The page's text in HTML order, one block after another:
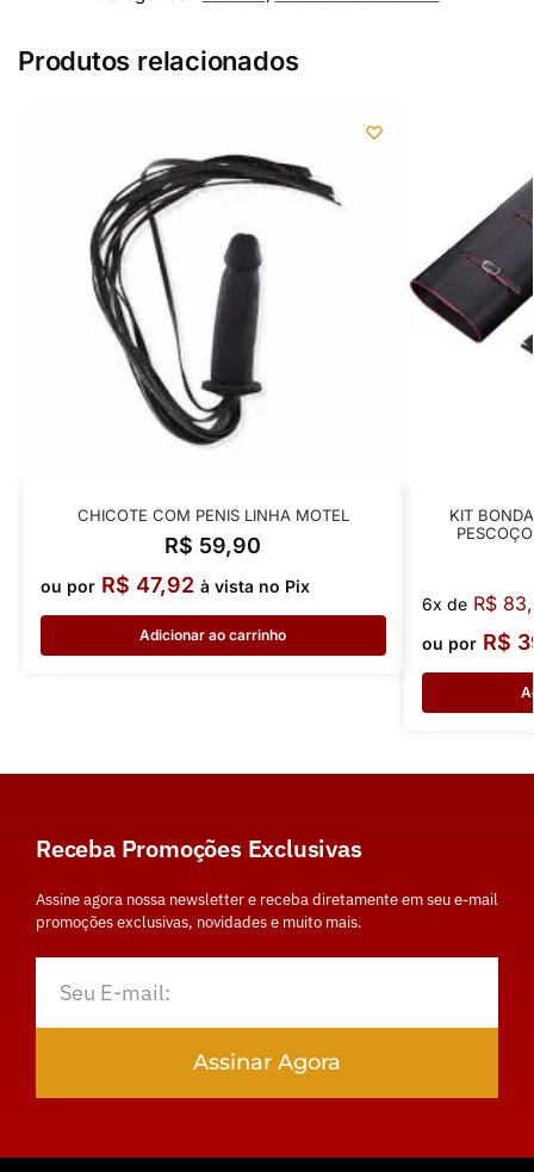
Produtos relacionados
CHICOTE COM PENIS LINHA MOTEL
R$ 59,90
ou por R$ 47,92 à vista no Pix
Adicionar ao carrinho
KIT
6x de R$
ou por R$
Receba Promoções Exclusivas
Assine agora nossa newsletter e receba diretamente em seu e-mail
promoções exclusivas, novidades e muito mais.
Assinar Agora